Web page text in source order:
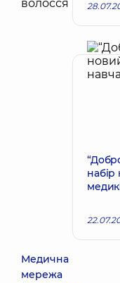
Медична
мережа